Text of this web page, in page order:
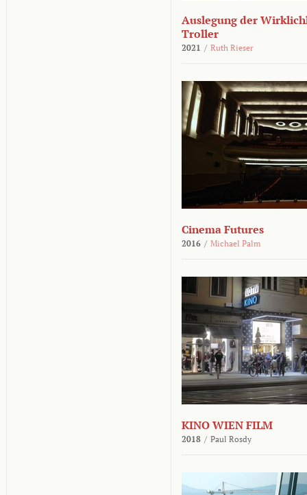
Auslegung der
Troller
2021 / Ruth Rieser
Cinema Futures
2016 / Michael Palm
KINO WIEN FILM
2018 / Paul Rosdy